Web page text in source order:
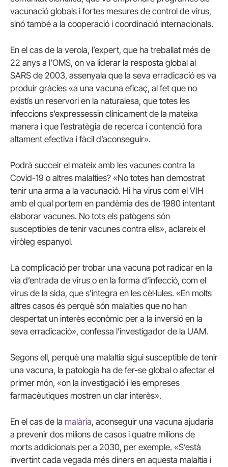
vacunació globals i fortes mesures de control de virus,
sinó també a la cooperació i coordinació internacionals.
En el cas de la verola, l’expert, que ha treballat més de
22 anys a l’OMS, on va liderar la resposta global al
SARS de 2003, assenyala que la seva erradicació es va
produir gràcies «a una vacuna eficaç, al fet que no
existís un reservori en la naturalesa, que totes les
infeccions s’expressessin clínicament de la mateixa
manera i que l’estratègia de recerca i contenció fora
altament efectiva i fàcil d’aconseguir».
Podrà succeir el mateix amb les vacunes contra la
Covid-19 o altres malalties? «No totes han demostrat
tenir una arma a la vacunació. Hi ha virus com el VIH
amb el qual portem en pandèmia des de 1980 intentant
elaborar vacunes. No tots els patògens són
susceptibles de tenir vacunes contra ells», aclareix el
viròleg espanyol.
La complicació per trobar una vacuna pot radicar en la
via d’entrada de virus o en la forma d’infecció, com el
virus de la sida, que s’integra en les cèl·lules. «En molts
altres casos és perquè són malalties que no han
despertat un interès econòmic per a la inversió en la
seva erradicació», confessa l’investigador de la UAM.
Segons ell, perquè una malaltia sigui susceptible de tenir
una vacuna, la patologia ha de fer-se global o afectar el
primer món, «on la investigació i les empreses
farmacèutiques mostren un clar interès».
En el cas de la malària, aconseguir una vacuna ajudaria
a prevenir dos milions de casos i quatre milions de
morts addicionals per a 2030, per exemple. «S’està
invertint cada vegada més diners en aquesta malaltia i